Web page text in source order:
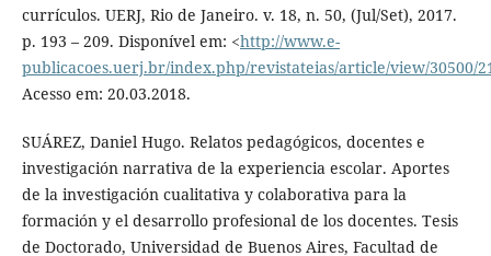
currículos. UERJ, Rio de Janeiro. v. 18, n. 50, (Jul/Set), 2017.
p. 193 – 209. Disponível em: <http://www.e-
publicacoes.uerj.br/index.php/revistateias/article/view/30500/
Acesso em: 20.03.2018.
SUÁREZ, Daniel Hugo. Relatos pedagógicos, docentes e
investigación narrativa de la experiencia escolar. Aportes
de la investigación cualitativa y colaborativa para la
formación y el desarrollo profesional de los docentes. Tesis
de Doctorado, Universidad de Buenos Aires, Facultad de